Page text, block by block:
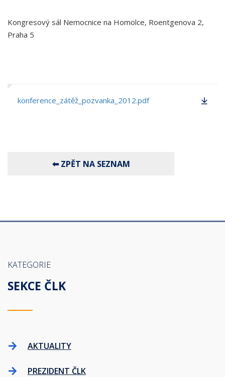
Kongresový sál Nemocnice na Homolce, Roentgenova 2,
Praha 5
konference_zátěž_pozvanka_2012.pdf
KATEGORIE
SEKCE ČLK
AKTUALITY
PREZIDENT ČLK